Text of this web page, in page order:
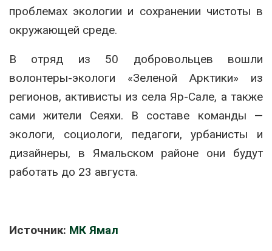
проблемах экологии и сохранении чистоты в
окружающей среде.
В отряд из 50 добровольцев вошли
волонтеры-экологи «Зеленой Арктики» из
регионов, активисты из села Яр-Сале, а также
сами жители Сеяхи. В составе команды —
экологи, социологи, педагоги, урбанисты и
дизайнеры, в Ямальском районе они будут
работать до 23 августа.
Источник: МК Ямал